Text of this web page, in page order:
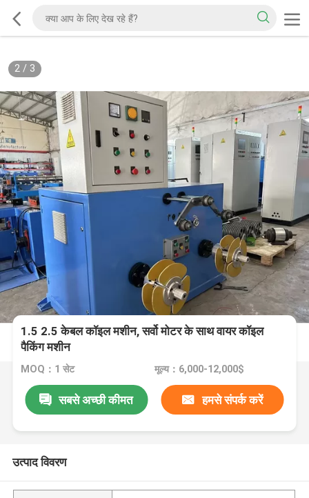
2/ 3
1.5 2.5 केबल कॉइल मशीन, सर्वो मोटर के साथ वायर कॉइल
पैकिंग मशीन
MOQ：1 सेट मूल्य：6,000-12,000$
सबसे अच्छी कीमत हमसे संपर्क करें
उत्पाद विवरण